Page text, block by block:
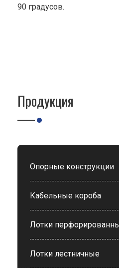
90 градусов.
Продукция
Опорные конструкции
Кабельные короба
Лотки
Лотки лестничные